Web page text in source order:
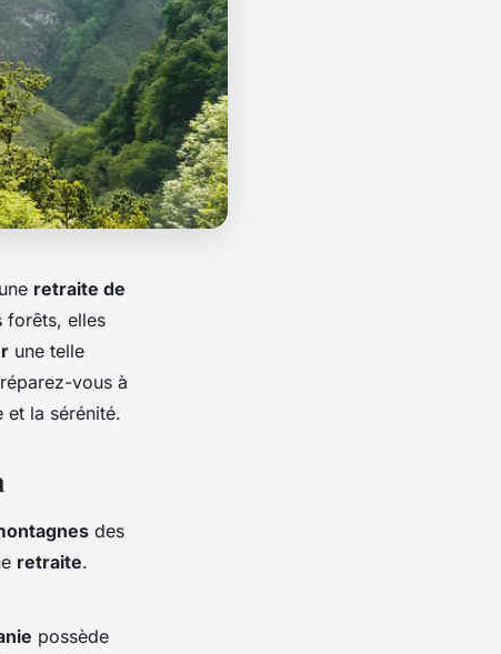
retraite de
forêts, elles
une telle
vous à
et la sérénité.
des
retraite.
possède